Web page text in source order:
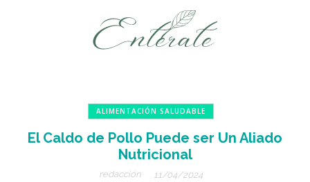
ALIMENTACIÓN SALUDABLE
El Caldo de Pollo Puede ser Un Aliado
Nutricional
redacción 11/04/2024